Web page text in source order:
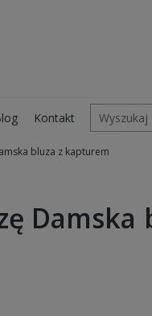
Kontakt Wyszukaj
bluza z kapturem
Damska